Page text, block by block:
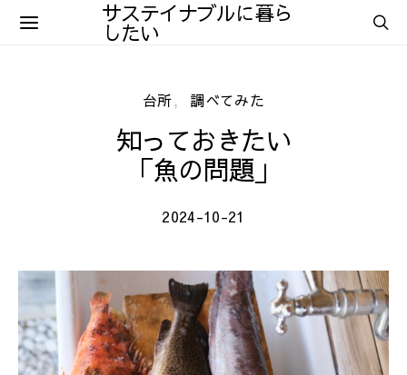
サステイナブルに暮ら
したい
台所 調べてみた
知っておきたい
「魚の問題」
2024-10-21